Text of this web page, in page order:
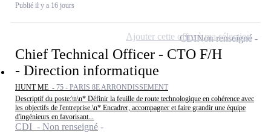
Publié il y a 16 jours
Chief Technical Officer - CTO F/H
- Direction informatique
HUNT ME - 75 - PARIS 8E ARRONDISSEMENT
Descriptif du poste:\n\n* Définir la feuille de route technologique en cohérence avec
les objectifs de l'entreprise.\n* Encadrer, accompagner et faire grandir une équipe
d'ingénieurs en favorisant...
CDI - Non renseigné
CDINon renseigné
Ajouter cette offre à ma sélection